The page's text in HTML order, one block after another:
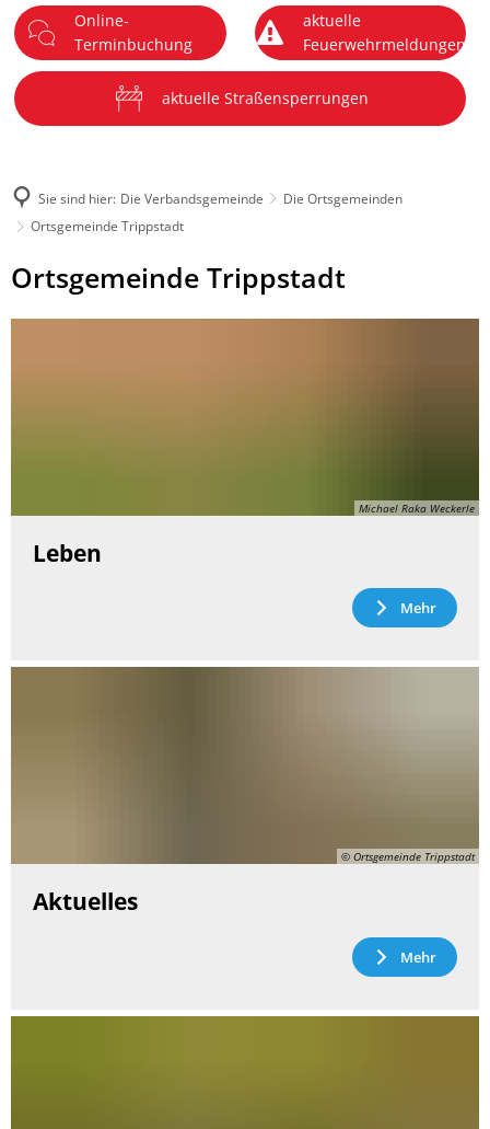
Menü
Online-
Terminbuchung
aktuelle
Feuerwehrmeldungen
aktuelle Straßensperrungen
Sie sind hier: Die Verbandsgemeinde
Die Ortsgemeinden
Ortsgemeinde Trippstadt
Ortsgemeinde
Trippstadt
Ortsgemeinde Trippstadt
Michael Raka Weckerle
Leben
Mehr
© Ortsgemeinde Trippstadt
Aktuelles
Mehr